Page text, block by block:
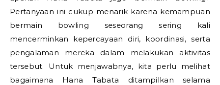
Pertanyaan ini cukup menarik karena kemampuan
bermain bowling seseorang sering kali
mencerminkan kepercayaan diri, koordinasi, serta
pengalaman mereka dalam melakukan aktivitas
tersebut. Untuk menjawabnya, kita perlu melihat
bagaimana Hana Tabata ditampilkan selama